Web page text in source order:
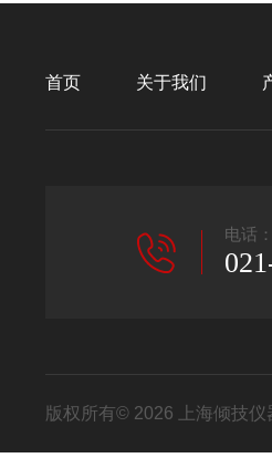
首页 关于我们
电话
版权所有© 2026 上海倾技